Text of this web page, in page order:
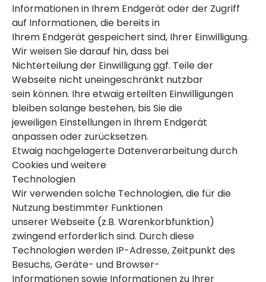
Informationen in Ihrem Endgerät oder der Zugriff
auf Informationen, die bereits in
Ihrem Endgerät gespeichert sind, Ihrer Einwilligung.
Wir weisen Sie darauf hin, dass bei
Nichterteilung der Einwilligung ggf. Teile der
Webseite nicht uneingeschränkt nutzbar
sein können. Ihre etwaig erteilten Einwilligungen
bleiben solange bestehen, bis Sie die
jeweiligen Einstellungen in Ihrem Endgerät
anpassen oder zurücksetzen.
Etwaig nachgelagerte Datenverarbeitung durch
Cookies und weitere
Technologien
Wir verwenden solche Technologien, die für die
Nutzung bestimmter Funktionen
unserer Webseite (z.B. Warenkorbfunktion)
zwingend erforderlich sind. Durch diese
Technologien werden IP-Adresse, Zeitpunkt des
Besuchs, Geräte- und Browser-
Informationen sowie Informationen zu Ihrer